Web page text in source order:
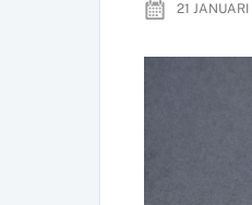
21 JANUARI